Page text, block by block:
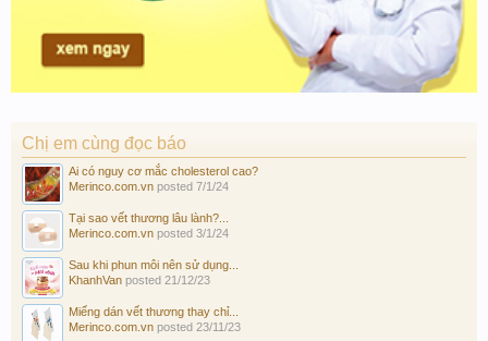
Chị em cùng đọc báo
Ai có nguy cơ mắc cholesterol cao?
Merinco.com.vn posted 7/1/24
Tại sao vết thương lâu lành?...
Merinco.com.vn posted 3/1/24
Sau khi phun môi nên sử dụng...
KhanhVan posted 21/12/23
Miếng dán vết thương thay chỉ...
Merinco.com.vn posted 23/11/23